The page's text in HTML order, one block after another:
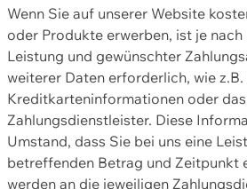
Wenn Sie auf unserer Website
oder Produkte erwerben, ist je
Leistung und gewünschter
weiterer Daten erforderlich, wie z.B.
Kreditkarteninformationen oder
Zahlungsdienstleister. Diese
Umstand, dass Sie bei uns eine
betreffenden Betrag und Zeitpunkt
werden an die jeweiligen